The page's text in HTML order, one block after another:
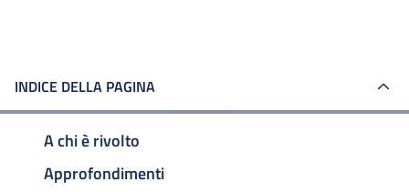
INDICE DELLA PAGINA
A chi è rivolto
Approfondimenti